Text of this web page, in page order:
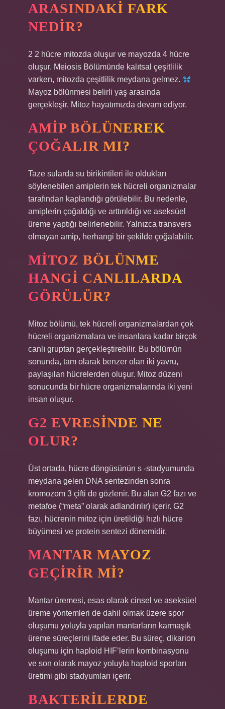
ARASINDAKI FARK
NEDIR?
2 2 hücre mitozda oluşur ve mayozda 4 hücre
oluşur. Meiosis Bölümünde kalıtsal çeşitlilik
varken, mitozda çeşitlilik meydana gelmez.
Mayoz bölünmesi belirli yaş arasında
gerçekleşir. Mitoz hayatımızda devam ediyor.
AMIP BÖLÜNEREK
ÇOĞALIR MI?
Taze sularda su birikintileri ile oldukları
söylenebilen amiplerin tek hücreli organizmalar
tarafından kaplandığı görülebilir. Bu nedenle,
amiplerin çoğaldığı ve arttırıldığı ve aseksüel
üreme yaptığı belirlenebilir. Yalnızca transvers
olmayan amip, herhangi bir şekilde çoğalabilir.
MITOZ BÖLÜNME
HANGI CANLILARDA
GÖRÜLÜR?
Mitoz bölümü, tek hücreli organizmalardan çok
hücreli organizmalara ve insanlara kadar birçok
canlı gruptan gerçekleştirebilir. Bu bölümün
sonunda, tam olarak benzer olan iki yavru,
paylaşılan hücrelerden oluşur. Mitoz düzeni
sonucunda bir hücre organizmalarında iki yeni
insan oluşur.
G2 EVRESINDE NE
OLUR?
Üst ortada, hücre döngüsünün s -stadyumunda
meydana gelen DNA sentezinden sonra
kromozom 3 çifti de gözlenir. Bu alan G2 fazı ve
metafoe (“meta” olarak adlandırılır) içerir. G2
fazı, hücrenin mitoz için üretildiği hızlı hücre
büyümesi ve protein sentezi dönemidir.
MANTAR MAYOZ
GEÇIRIR MI?
Mantar üremesi, esas olarak cinsel ve aseksüel
üreme yöntemleri de dahil olmak üzere spor
oluşumu yoluyla yapılan mantarların karmaşık
üreme süreçlerini ifade eder. Bu süreç, dikarion
oluşumu için haploid HIF’lerin kombinasyonu
ve son olarak mayoz yoluyla haploid sporları
üretimi gibi stadyumları içerir.
BAKTERILERDE